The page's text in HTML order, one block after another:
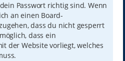
Passwort richtig sind. Wenn
an einen Board-
dass du nicht gesperrt
dass ein
der Website vorliegt, welches